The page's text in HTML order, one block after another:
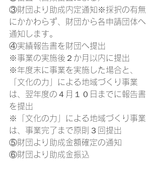
③財団より助成内定通知※採択の有無
にかかわらず、財団から各申請団体へ
通知します。
④実績報告書を財団へ提出
※事業の実施後２か月以内に提出
※年度末に事業を実施した場合と、
「文化の力」による地域づくり事業
は、翌年度の４月１０日までに報告書
を提出
※「文化の力」による地域づくり事業
は、事業完了まで原則３回提出
⑤財団より助成金額確定の通知
⑥財団より助成金振込